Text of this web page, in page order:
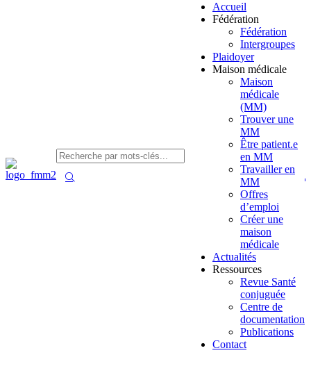
Accueil
Fédération
Fédération
Intergroupes
Plaidoyer
Maison médicale
Maison
médicale
(MM)
Trouver une
MM
Être patient.e
en MM
Travailler en
MM
Offres
d’emploi
Créer une
maison
médicale
Actualités
Ressources
Revue Santé
conjuguée
Centre de
documentation
Publications
Contact